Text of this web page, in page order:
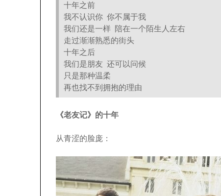
十年之前
我不认识你 你不属于我
我们还是一样 陪在一个陌生人左右
走过渐渐熟悉的街头
十年之后
我们是朋友 还可以问候
只是那种温柔
再也找不到拥抱的理由
《老友记》的十年
从青涩的脸庞：